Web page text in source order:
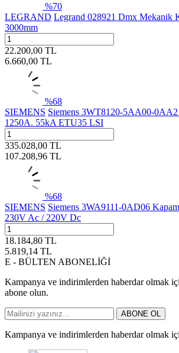
%70
LEGRAND Legrand 028921 Dmx Mekanik
3000mm
22.200,00 TL
6.660,00 TL
%68
SIEMENS Siemens 3WT8120-5AA00-0AA2
1250A. 55kA ETU35 LSI
335.028,00 TL
107.208,96 TL
%68
SIEMENS Siemens 3WA9111-0AD06
230V Ac / 220V Dc
18.184,80 TL
5.819,14 TL
E - BÜLTEN ABONELİĞİ
Kampanya ve indirimlerden haberdar olmak
abone olun.
ABONE OL
Kampanya ve indirimlerden haberdar olmak